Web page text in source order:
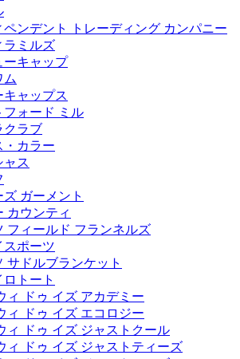
ペンデント トレーディング カンパニー
ラミルズ
ーキャップ
ム
キャップス
フォード ミル
クラブ
・カラー
ャス
ガーメント
カウンティ
フィールド フランネルズ
スポーツ
サドルブランケット
トート
ィ ドゥ イズ アカデミー
ィ ドゥ イズ エコロジー
ィ ドゥ イズ ジャストクール
ィ ドゥ イズ ジャストティーズ